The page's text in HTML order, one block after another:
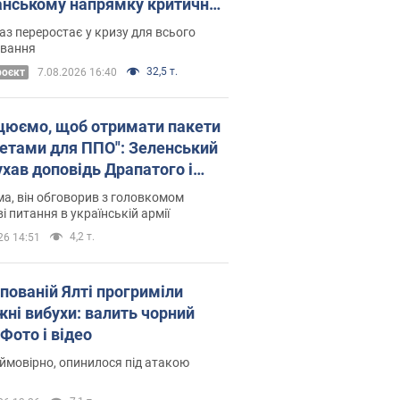
напрямку критичний
як це вдалося
переростає у кризу для всього
7.08.2026 16:40 32,5 т.
щоб отримати пакети
для ППО": Зеленський
доповідь Драпатого і
нові кроки
він обговорив з головкомом
питання в українській армії
14:51 4,2 т.
Ялті прогриміли
вибухи: валить чорний
і відео
опинилося під атакою